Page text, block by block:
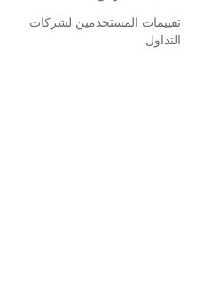
تقييمات المستخدمين لشركات
التداول